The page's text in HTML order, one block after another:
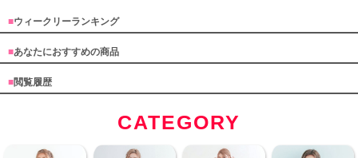
■ウィークリーランキング
■あなたにおすすめの商品
■閲覧履歴
CATEGORY